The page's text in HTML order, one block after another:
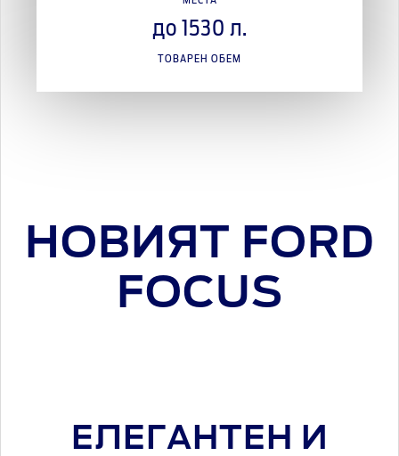
до 1530 л.
ТОВАРЕН ОБЕМ
НОВИЯТ FORD
FOCUS
ЕЛЕГАНТЕН И